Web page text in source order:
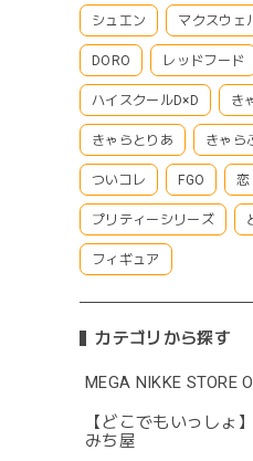
シュエン マクスウェ
DORO レッドフード
ハイスクールD×D き
きゃらとりあ きゃら
ついコレ FGO 恋
プリティーシリーズ
フィギュア
カテゴリから探す
MEGA NIKKE STORE
【どこでもいっしょ
みち屋